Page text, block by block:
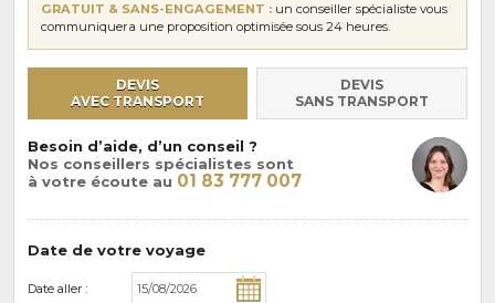
GRATUIT & SANS-ENGAGEMENT : un conseiller spécialiste vous
communiquera une proposition optimisée sous 24 heures.
DEVIS
AVEC TRANSPORT
DEVIS
SANS TRANSPORT
Besoin d’aide, d’un conseil ?
Nos conseillers spécialistes sont
à votre écoute au 01 83 777 007
Date de votre voyage
Date aller :